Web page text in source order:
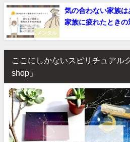
メンタル
気の合わない家族
家族に疲れたときの
ここにしかないスピリチュアル
shop」